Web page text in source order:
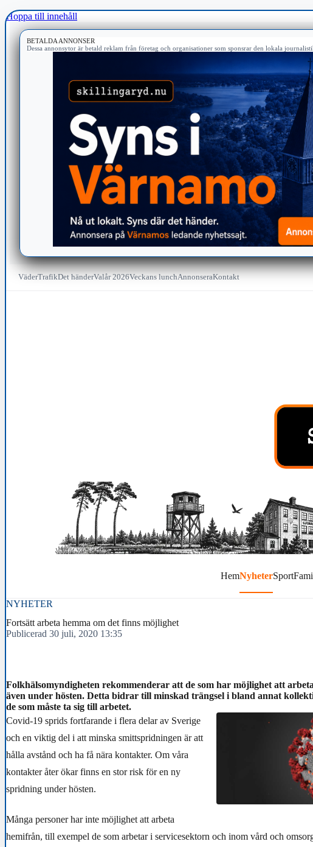
Hoppa till innehåll
BETALDA ANNONSER
Dessa annonsytor är betald reklam från företag och organisationer som sponsrar den lokala
VäderTrafikDet händerValår 2026Veckans lunchAnnonseraKontakt
HemNyheterSport
NYHETER
Fortsätt arbeta hemma om det finns möjlighet
Publicerad 30 juli, 2020 13:35
Folkhälsomyndigheten rekommenderar att de som har möjlighet att
även under hösten. Detta bidrar till minskad trängsel i bland annat
de som måste ta sig till arbetet.
Covid-19 sprids fortfarande i flera delar av Sverige
och en viktig del i att minska smittspridningen är att
hålla avstånd och ha få nära kontakter. Om våra
kontakter åter ökar finns en stor risk för en ny
spridning under hösten.
Många personer har inte möjlighet att arbeta
hemifrån, till exempel de som arbetar i servicesektorn och inom vård och